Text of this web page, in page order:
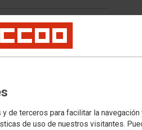
de terceros para facilitar la navegación
de uso de nuestros visitantes.